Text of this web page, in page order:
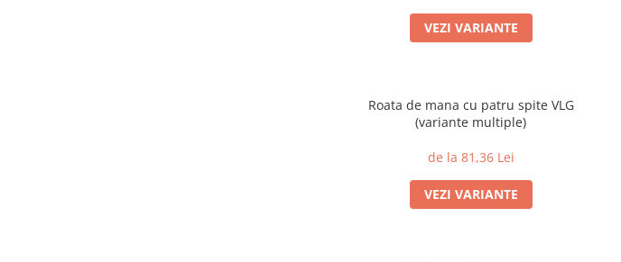
VEZI VARIANTE
Roata de mana cu patru spite VLG
(variante multiple)
de la 81,36 Lei
VEZI VARIANTE